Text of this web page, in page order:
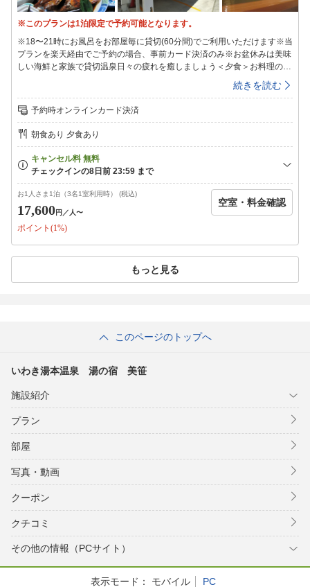
※このプランは1泊限定で予約可能となります。
※18〜21時にお風呂をお部屋毎に貸切(60分間)でご利用いただけます※当
プランを楽天経由でご予約の場合、事前カード決済のみ※お盆休みは美味
しい海鮮と家族で貸切温泉日々の疲れを癒しましょう＜夕食＞お料理のう
ち1品をカニ／福島牛50g陶板焼きからお選びください♪※備考欄へご指定
がない場合は当館お任せとなります※同じグループ内は、同じお料理とな
ります美笹自慢の魚の煮つけはかさごでどうぞ⇒銀ダラにグレードアップ
＋2，200円(税込)もオススメ☆LittleBigエビフライも欠かせません！お刺
身などなど…お腹いっぱい＜温泉＞チェックイン時に貸切時間をお選び頂
きます18〜21時（60分間）※先着順※3F貸切風呂もお選び頂けます(15〜
22時)※15〜18時、21時〜8:30は男女別のご利用となります香りも湯質も
柔らかい湯本の硫黄泉小さいからこその新鮮な源泉100％で疲れがとれま
す☆☆美笹のお風呂は…小さめ＆景観はございませんm(__)m＜観光＞ハ
ワイアンズ、アクアマリン、ほるる、塩屋崎灯台、白水阿弥陀堂（お堂は
お休み）アンモナイトセンター（自由研究に◎）＜お得なチケット＞フロ
ントにて販売※要予約（12-15時は旅館組合（湯本駅前）にて販売）ハワ
イアンズ2day券アクアマリン割引入場券※エレベーター、エスカレータ
ん）※お子様用（小学生含む）の浴衣のご用意はございません※布団なし
続きを読む
予約時オンラインカード決済
朝食あり 夕食あり
お1人さま1泊（3名1室利用時） (税込)
17,600円 ／人〜
ポイント(1%)
空室・料金確認
もっと見る
このページのトップへ
いわき湯本温泉 湯の宿 美笹
施設紹介
プラン
部屋
写真・動画
クーポン
クチコミ
その他の情報（PCサイト）
表示モード： モバイル PC